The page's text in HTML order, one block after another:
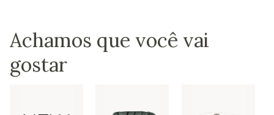
Achamos que você vai
gostar